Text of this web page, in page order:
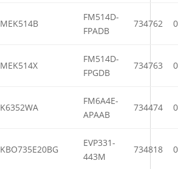
MEK514B
FM514D-
FPADB
734762
MEK514X
FM514D-
FPGDB
734763
K6352WA
FM6A4E-
APAAB
734474
KBO735E20BG
EVP331-
443M
734818